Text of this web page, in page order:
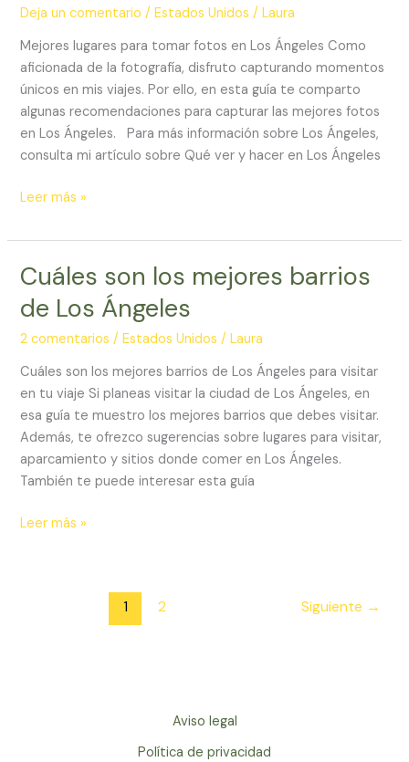
Deja un comentario /Estados Unidos /Laura
Mejores lugares para tomar fotos en Los Ángeles Como
aficionada de la fotografía, disfruto capturando momentos
únicos en mis viajes. Por ello, en esta guía te comparto
algunas recomendaciones para capturar las mejores fotos
en Los Ángeles. Para más información sobre Los Ángeles,
consulta mi artículo sobre Qué ver y hacer en Los Ángeles
tomar
en
Los
Ángeles
Leer más »
Cuáles son los mejores barrios
de Los Ángeles
2 comentarios /Estados Unidos /Laura
Cuáles son los mejores barrios de Los Ángeles para visitar
en tu viaje Si planeas visitar la ciudad de Los Ángeles, en
esa guía te muestro los mejores barrios que debes visitar.
Además, te ofrezco sugerencias sobre lugares para visitar,
aparcamiento y sitios donde comer en Los Ángeles.
También te puede interesar esta guía
Cuáles
los
mejores
de
Los
Ángeles
Leer más »
1 2 Siguiente →
Aviso legal
Política de privacidad